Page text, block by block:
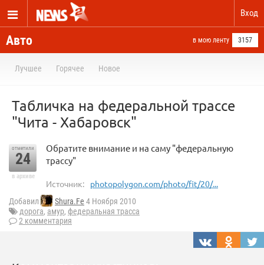
Вход
Авто в мою ленту 3157
Лучшее Горячее Новое
Табличка на федеральной трассе
"Чита - Хабаровск"
отметили
24
в архиве
Обратите внимание и на саму "федеральную
трассу"
Источник: photopolygon.com/photo/fit/20/...
Добавил Shura.Fe 4 Ноября 2010
дорога, амур, федеральная трасса
2 комментария